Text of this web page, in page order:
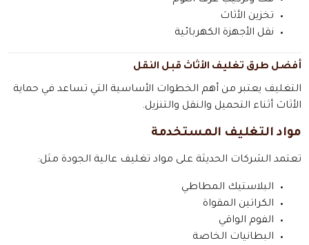
تخزين الأثاث
نقل الأجهزة الكهربائية
أفضل طرق تغليف الأثاث قبل النقل
التغليف يعتبر من أهم الخطوات الأساسية التي تساعد في حماية
الأثاث أثناء التحميل والنقل والتنزيل.
مواد التغليف المستخدمة
تعتمد الشركات الحديثة على مواد تغليف عالية الجودة مثل:
البلاستيك المطاطي
الكراتين المقواة
الفوم الواقي
البطانيات الخاصة